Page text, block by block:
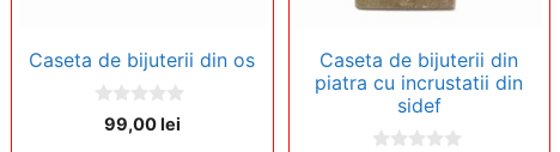
Caseta de bijuterii din os
099,00 lei
Caseta de bijuterii din
piatra cu incrustatii din
sidef